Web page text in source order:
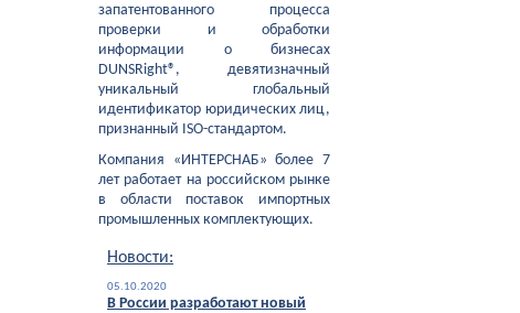
запатентованного процесса
проверки и обработки
информации о бизнесах
DUNSRight®, девятизначный
уникальный глобальный
идентификатор юридических лиц,
признанный ISO-стандартом.
Компания «ИНТЕРСНАБ» более 7
лет работает на российском рынке
в области поставок импортных
промышленных комплектующих.
Новости:
05.10.2020
В России разработают новый